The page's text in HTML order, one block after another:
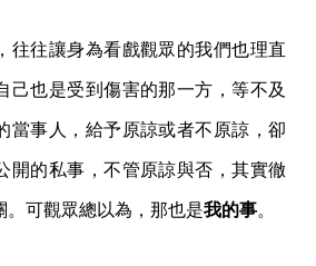
往往讓身為看戲觀眾的我們也理直
己也是受到傷害的那一方，等不及
當事人，給予原諒或者不原諒，卻
開的私事，不管原諒與否，其實徹
。可觀眾總以為，那也是我的事。